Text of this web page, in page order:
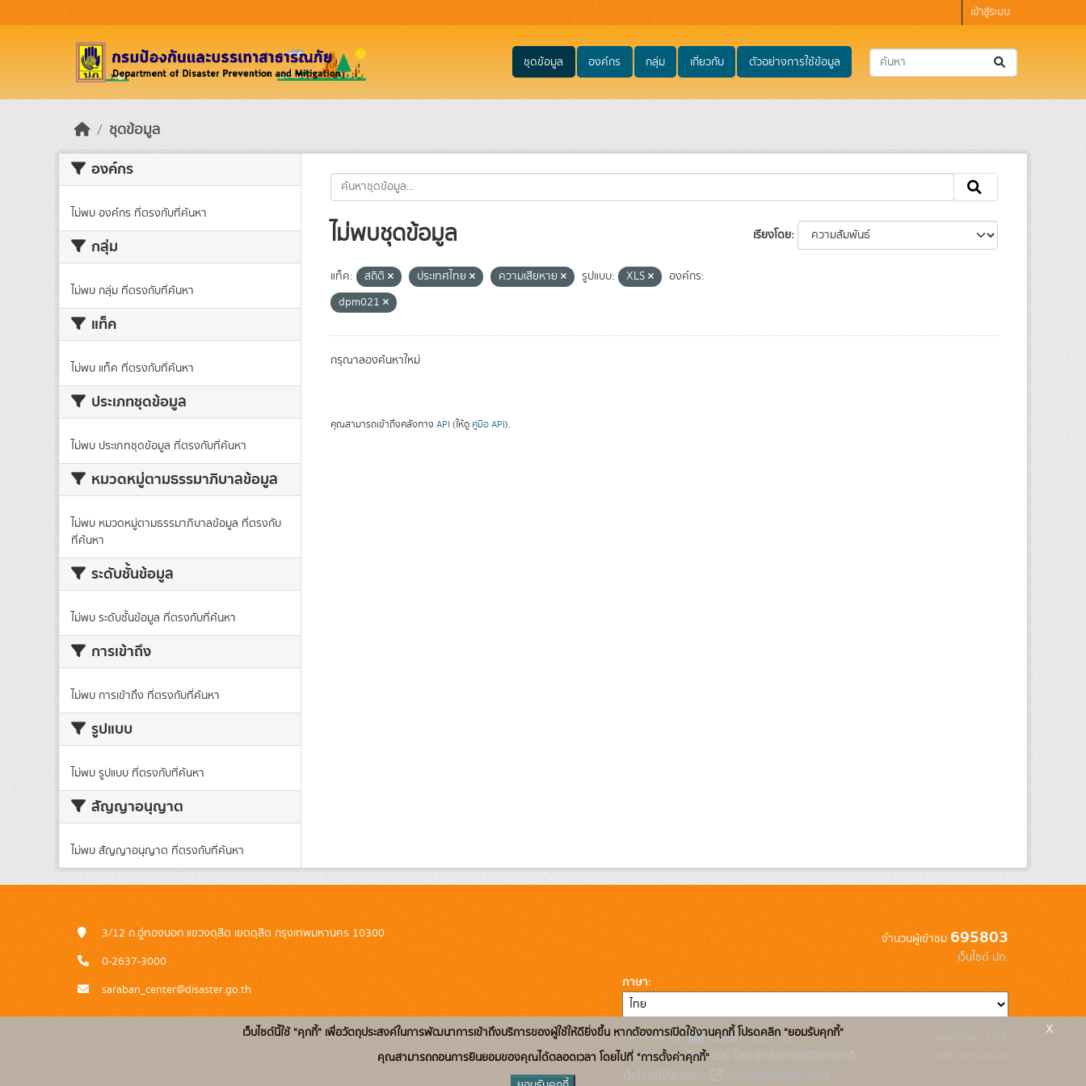
เข้าสู่ระบบ
ชุดข้อมูล องค์กร กลุ่ม เกี่ยวกับ ตัวอย่างการใช้ข้อมูล
ชุดข้อมูล
องค์กร
ไม่พบ องค์กร ที่ตรงกับที่ค้นหา
กลุ่ม
ไม่พบ กลุ่ม ที่ตรงกับที่ค้นหา
แท็ค
ไม่พบ แท็ค ที่ตรงกับที่ค้นหา
ประเภทชุดข้อมูล
ไม่พบ ประเภทชุดข้อมูล ที่ตรงกับที่ค้นหา
หมวดหมู่ตามธรรมาภิบาลข้อมูล
ไม่พบ หมวดหมู่ตามธรรมาภิบาลข้อมูล ที่ตรงกับ
ที่ค้นหา
ระดับชั้นข้อมูล
ไม่พบ ระดับชั้นข้อมูล ที่ตรงกับที่ค้นหา
การเข้าถึง
ไม่พบ การเข้าถึง ที่ตรงกับที่ค้นหา
รูปแบบ
ไม่พบ รูปแบบ ที่ตรงกับที่ค้นหา
สัญญาอนุญาต
ไม่พบ สัญญาอนุญาต ที่ตรงกับที่ค้นหา
เรียงโดย
ไม่พบชุดข้อมูล
แท็ค: สถิติ ประเทศไทย ความเสียหาย รูปแบบ: XLS
องค์กร:
dpm021
กรุณาลองค้นหาใหม่
คุณสามารถเข้าถึงคลังทาง API (ให้ดู คู่มือ API).
3/12 ถ.อู่ทองนอก แขวงดุสิต เขตดุสิต กรุงเทพมหานคร 10300
0-2637-3000
saraban_center@disaster.go.th
จำนวนผู้เข้าชม 695803
เว็บไซต์ ปภ.
ภาษา
Powered by:
สนับสนุนระบบ Thai-GDC โดย สำนักงานสถิติแห่งชาติ
เว็บไซต์ที่เกี่ยวข้อง:
รุ่นโปรแกรม: 3.0.0
วันที่: 2025-06-26
เว็บไซต์นี้ใช้ "คุกกี้" เพื่อวัตถุประสงค์ในการพัฒนาการเข้าถึงบริการของผู้ใช้ให้ดียิ่งขึ้น หากต้องการเปิดใช้งานคุกกี้ โปรดคลิก "ยอมรับคุกกี้"
คุณสามารถถอนการยินยอมของคุณได้ตลอดเวลา โดยไปที่ "การตั้งค่าคุกกี้"
x